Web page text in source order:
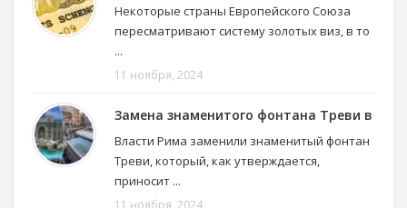
Некоторые страны Европейского Союза
пересматривают систему золотых виз, в то
...
11 ноября, 2024
Замена знаменитого фонтана Треви в
Власти Рима заменили знаменитый фонтан
Треви, который, как утверждается,
приносит ...
11 ноября, 2024